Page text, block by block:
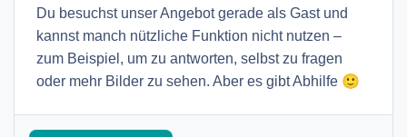
Du besuchst unser Angebot gerade als Gast und
kannst manch nützliche Funktion nicht nutzen –
zum Beispiel, um zu antworten, selbst zu fragen
oder mehr Bilder zu sehen. Aber es gibt Abhilfe 🙂